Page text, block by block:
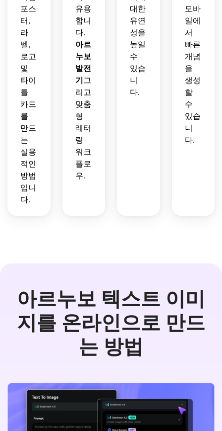
포스
터,
라
벨,
로고
및
타이
틀
카드
를
만드
는
실용
적인
방법
입니
다.
유용
합니
다.
아르
누보
발전
기 그
리고
맞춤
형
레터
링
워크
플로
우.
대한
유연
성을
높일
수
있습
니
다.
모바
일에
서
빠른
개념
을
생성
할
수
있습
니
다.
아르누보 텍스트 이미
지를 온라인으로 만드
는 방법